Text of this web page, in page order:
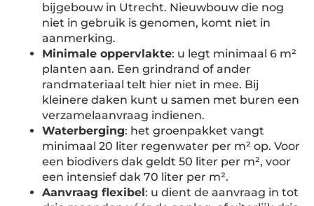
bijgebouw in Utrecht. Nieuwbouw die nog
niet in gebruik is genomen, komt niet in
aanmerking.
Minimale oppervlakte: u legt minimaal 6 m²
planten aan. Een grindrand of ander
randmateriaal telt hier niet in mee. Bij
kleinere daken kunt u samen met buren een
verzamelaanvraag indienen.
Waterberging: het groenpakket vangt
minimaal 20 liter regenwater per m² op. Voor
een biodivers dak geldt 50 liter per m², voor
een intensief dak 70 liter per m².
Aanvraag flexibel: u dient de aanvraag in tot